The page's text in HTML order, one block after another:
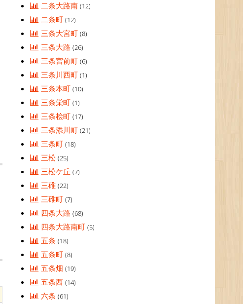
二条大路南(12)
二条町(12)
三条大宮町(8)
三条大路(26)
三条宮前町(6)
三条川西町(1)
三条本町(10)
三条栄町(1)
三条桧町(17)
三条添川町(21)
三条町(18)
三松(25)
三松ケ丘(7)
三碓(22)
三碓町(7)
四条大路(68)
四条大路南町(5)
五条(18)
五条町(8)
五条畑(19)
五条西(14)
六条(61)